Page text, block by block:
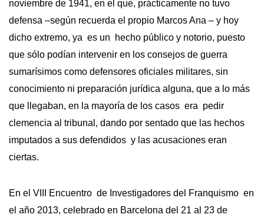
noviembre de 1941, en el que, prácticamente no tuvo
defensa –según recuerda el propio Marcos Ana – y hoy
dicho extremo, ya es un hecho público y notorio, puesto
que sólo podían intervenir en los consejos de guerra
sumarísimos como defensores oficiales militares, sin
conocimiento ni preparación jurídica alguna, que a lo más
que llegaban, en la mayoría de los casos era pedir
clemencia al tribunal, dando por sentado que las hechos
imputados a sus defendidos y las acusaciones eran
ciertas.
En el VIII Encuentro de Investigadores del Franquismo en
el año 2013, celebrado en Barcelona del 21 al 23 de